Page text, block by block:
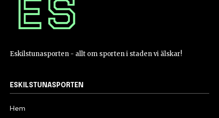
Eskilstunasporten - allt om sporten i staden vi älskar!
ESKILSTUNASPORTEN
Hem